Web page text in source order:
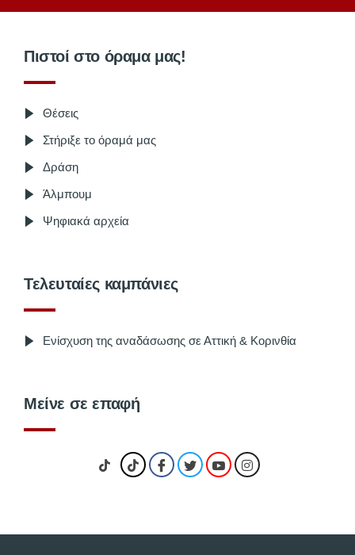
Πιστοί στο όραμα μας!
Θέσεις
Στήριξε το όραμά μας
Δράση
Άλμπουμ
Ψηφιακά αρχεία
Τελευταίες καμπάνιες
Ενίσχυση της αναδάσωσης σε Αττική & Κορινθία
Μείνε σε επαφή